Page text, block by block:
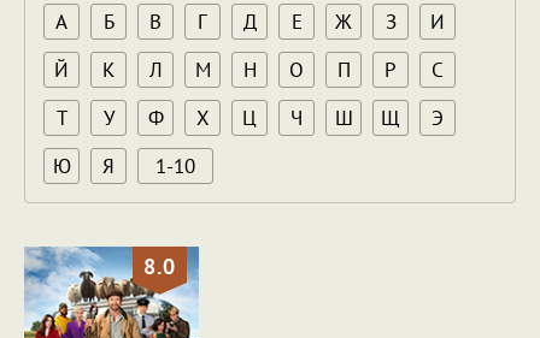
А Б В Г Д Е Ж З
И
Й
К Л М Н О П Р
С
Т
У Ф Х Ц Ч Ш Щ
Э
Ю
Я 1-10
8.0